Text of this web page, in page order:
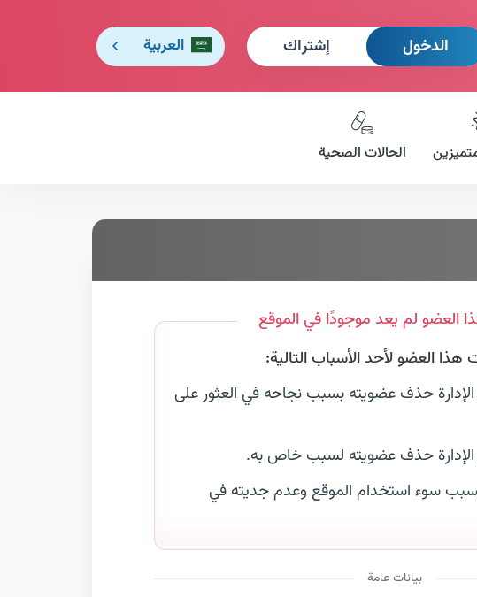
الدخول إشتراك العربية
الحالات الصحية
العضو لم يعد موجودًا في الموقع
العضو لأحد الأسباب التالية:
حذف عضويته بسبب نجاحه في العثور على
حذف عضويته لسبب خاص به.
سوء استخدام الموقع وعدم جديته في
بيانات عامة